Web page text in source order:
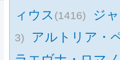
ィウス (1416) ジ
3)
アルトリア・